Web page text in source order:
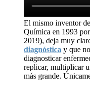
El mismo inventor
Química en 1993
2019), deja muy
diagnóstica y que
diagnosticar
replicar, multiplicar
más grande.